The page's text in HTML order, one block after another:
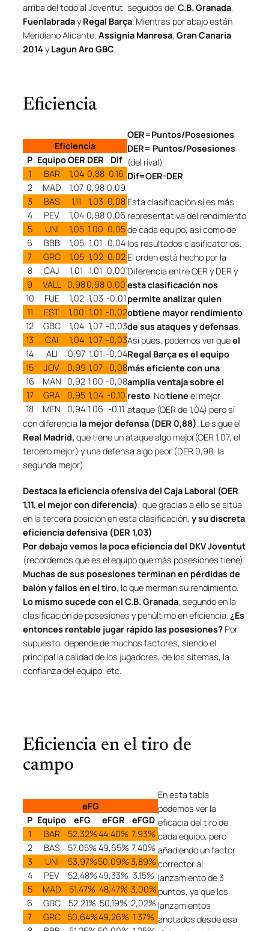
arriba del todo al Joventut, seguidos del C.B. Granada,
Fuenlabraday Regal Barça . Mientras por abajo están
Meridiano Alicante, Assignia Manresa, Gran Canaria
2014 y Lagun Aro GBC
Eficiencia
Eficiencia
P EquipoOER DER
Dif
1
BAR 1,04 0,88 0,16
2
MAD 1,07 0,98 0,09
3
BAS 1,11 1,03 0,08
4
PEV 1,04 0,98 0,06
5
UNI 1,05 1,00 0,05
6
BBB 1,05 1,01 0,04
7
GRC 1,05 1,02 0,02
8
CAJ 1,01 1,01 0,00
9
VALL 0,980,98 0,00
10
FUE 1,02 1,03 -0,01
11
EST 1,00 1,01 -0,02
12
GBC 1,04 1,07 -0,03
13
CAI 1,04 1,07 -0,03
14
ALI 0,97 1,01 -0,04
15
JOV 0,99 1,07 -0,08
16
MAN 0,92 1,00 -0,08
17
GRA 0,95 1,04 -0,10
18
MEN 0,94 1,06 -0,11
OER=Puntos/Posesiones
DER= Puntos/Posesiones
(del rival)
Dif=OER-DER
Esta clasificación sí es más
representativa del rendimiento
de cada equipo, así como de
los resultados clasificatorios.
El orden está hecho por la
Diferencia entre OER y DER y
esta clasificación nos
permite analizar quien
obtiene mayor rendimiento
de sus ataques y defensas
Así pues, podemos ver queel
Regal Barça es el equipo
más eficiente con una
amplia ventaja sobre el
resto . Notiene el mejor
ataque (OER de 1,04) pero sí
con diferencia la mejor defensa (DER 0,88) . Le sigue el
Real Madrid, que tiene un ataque algo mejor(OER 1,07, el
tercero mejor) y una defensa algo peor (DER 0,98, la
segunda mejor)
Destaca la eficiencia ofensiva del Caja Laboral (OER
1,11, el mejor con diferencia), que gracias a ello se sitúa
en la tercera posición en esta clasificación, y su discreta
eficiencia defensiva (DER 1,03)
Por debajo vemos la poca eficiencia del DKV Joventut
(recordemos que es el equipo que más posesiones tiene).
Muchas de sus posesiones terminan en pérdidas de
balón y fallos en el tiro, lo que merman su rendimiento.
Lo mismo sucede con el C.B. Granada, segundo en la
clasificación de posesiones y penúltimo en eficiencia. ¿Es
entonces rentable jugar rápido las posesiones? Por
supuesto, depende de muchos factores, siendo el
principal la calidad de los jugadores, de los sitemas, la
confianza del equipo, etc.
Eficiencia en el tiro de
campo
eFG
P Equipo eFG eFGR
eFGD
1
BAR 52,32%44,40% 7,93%
2
BAS 57,05%49,65% 7,40%
3
UNI 53,97%50,09%3,89%
4
PEV 52,48%49,33% 3,15%
5
MAD 51,47% 48,47% 3,00%
6
GBC 52,21% 50,19% 2,02%
7
GRC 50,64%49,26% 1,37%
En esta tabla
podemos ver la
eficacia del tiro de
cada equipo, pero
añadiendo un factor
corrector al
lanzamiento de 3
puntos, ya que los
lanzamientos
anotados desde esa